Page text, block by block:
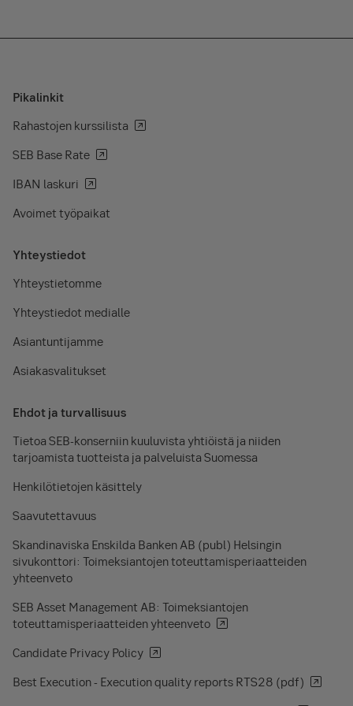
Pikalinkit
Rahastojen kurssilista
SEB Base Rate
IBAN laskuri
Avoimet työpaikat
Yhteystiedot
Yhteystietomme
Yhteystiedot medialle
Asiantuntijamme
Asiakasvalitukset
Ehdot ja turvallisuus
Tietoa SEB-konserniin kuuluvista yhtiöistä ja niiden
tarjoamista tuotteista ja palveluista Suomessa
Henkilötietojen käsittely
Saavutettavuus
Skandinaviska Enskilda Banken AB (publ) Helsingin
sivukonttori: Toimeksiantojen toteuttamisperiaatteiden
yhteenveto
SEB Asset Management AB: Toimeksiantojen
toteuttamisperiaatteiden yhteenveto
Candidate Privacy Policy
Best Execution - Execution quality reports RTS28 (pdf)